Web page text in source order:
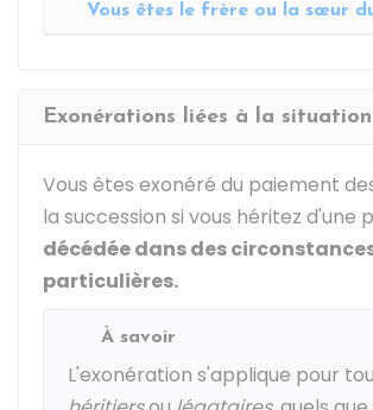
Vous êtes le frère ou la sœur
Exonérations liées à la
Vous êtes exonéré du paiement
la succession si vous héritez d'une
décédée dans des
particulières.
À savoir
L'exonération s'applique pour